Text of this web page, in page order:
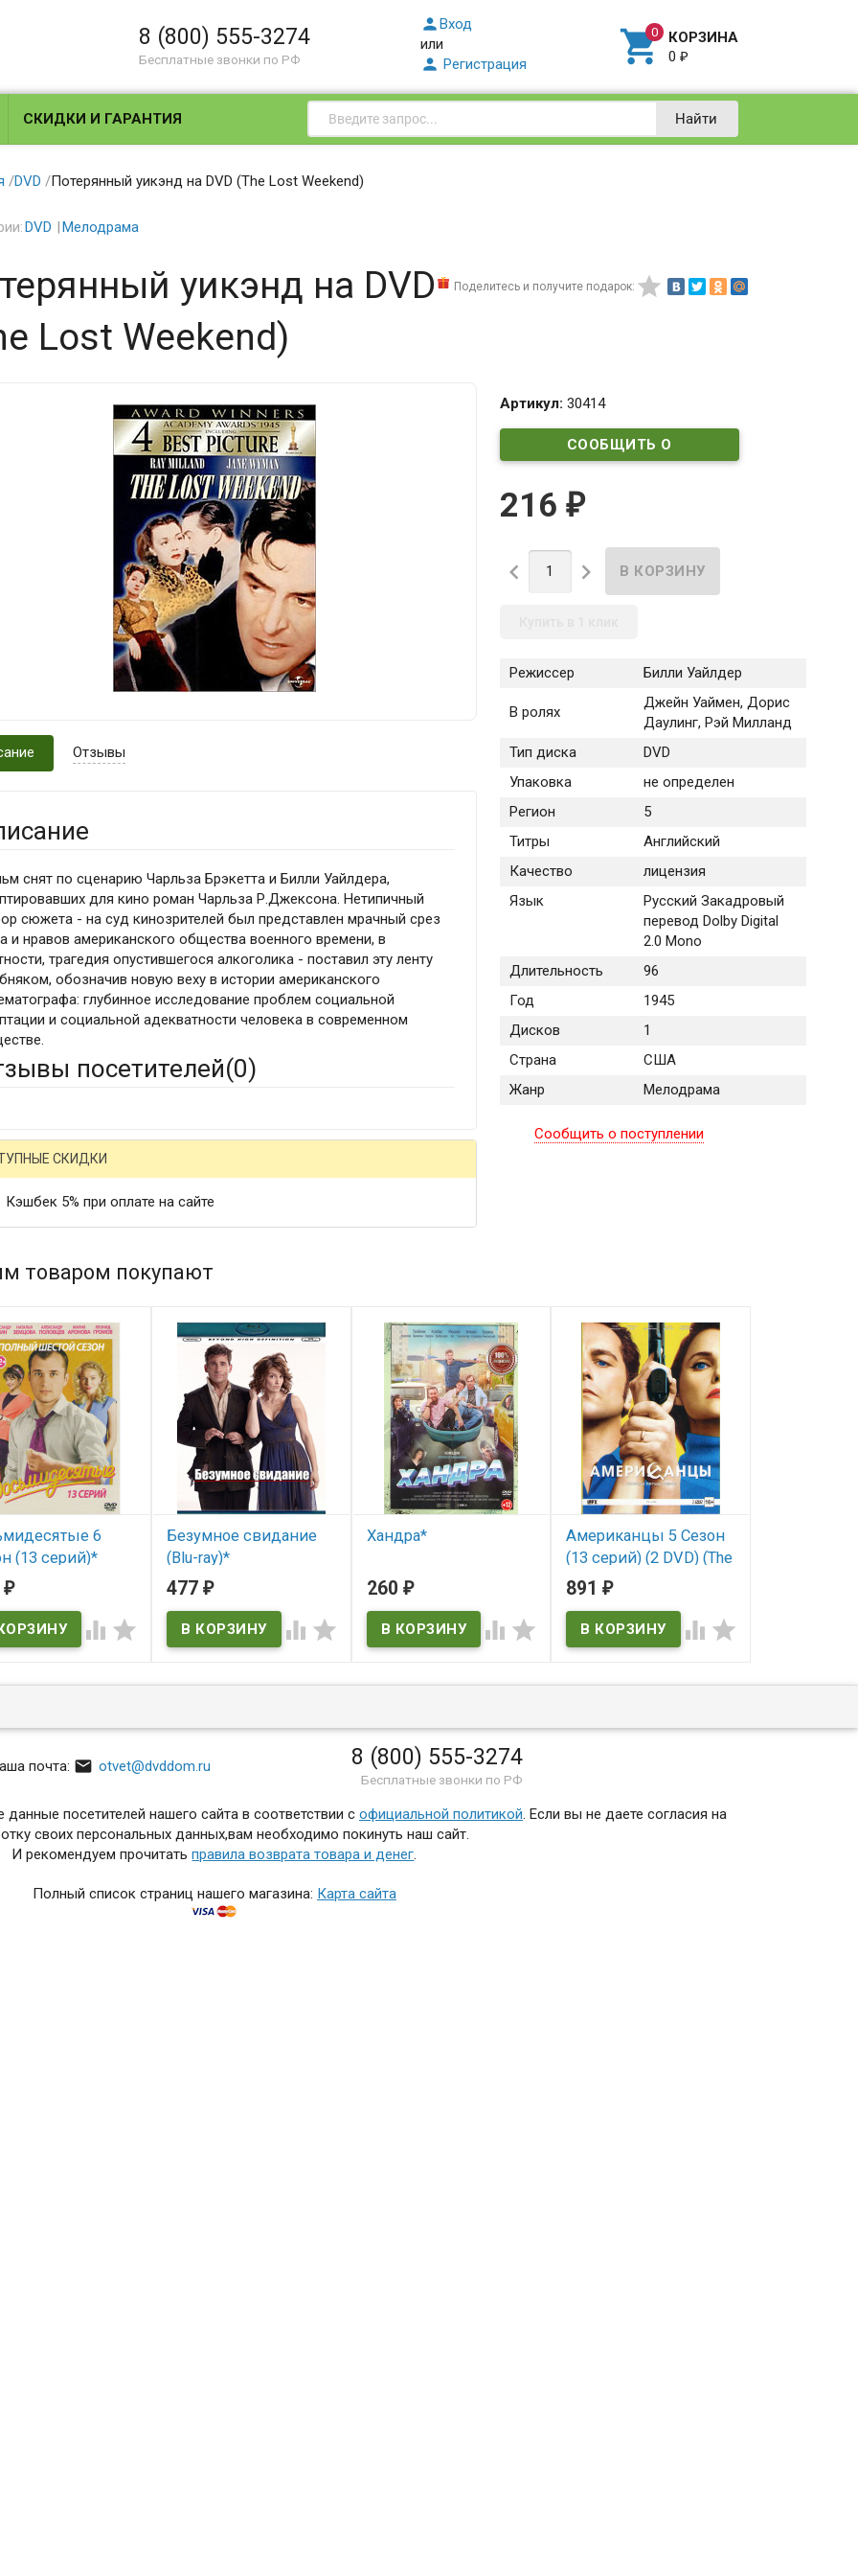
8 (800) 555-3274
Бесплатные звонки по РФ
Вход
или
 Регистрация  КОРЗИНА
0₽
СКИДКИ И ГАРАНТИЯ Найти
/DVD /Потерянный уикэнд на DVD (The Lost Weekend)
DVD Мелодрама
Поделитесь и получите подарок: 
уикэнд на DVD
Lost Weekend)
Артикул: 30414
СООБЩИТЬ О
216 ₽
 
Режиссер Билли Уайлдер
В ролях
Джейн Уаймен, Дорис
Даулинг, Рэй Милланд
Тип диска
DVD
Упаковка
не определен
Регион
5
Титры
Английский
Качество
лицензия
Язык
Русский Закадровый
перевод Dolby Digital
2.0 Mono
Длительность
96
Год
1945
Дисков
1
Страна
США
Жанр
Мелодрама
Сообщить о поступлении
Отзывы
снят по сценарию Чарльза Брэкетта и Билли Уайлдера,
для кино роман Чарльза Р.Джексона. Нетипичный
сюжета - на суд кинозрителей был представлен мрачный срез
и нравов американского общества военного времени, в
трагедия опустившегося алкоголика - поставил эту ленту
обозначив новую веху в истории американского
глубинное исследование проблем социальной
и социальной адекватности человека в современном
посетителей(0)
СКИДКИ
Кэшбек 5% при оплате на сайте
товаром покупают
6
(13 серий)*
₽
 
Безумное свидание
(Blu-ray)*
В наличии
477₽
 
Хандра*
260 ₽
 
Американцы 5 Сезон
(13 серий) (2 DVD) (The
Americans)
В наличии
The Americans
891₽
 
почта:  otvet@dvddom.ru 8 (800) 555-3274
Бесплатные звонки по РФ
посетителей нашего сайта в соответствии с официальной политикой . Если вы не даете согласия на
своих персональных данных,вам необходимо покинуть наш сайт.
И рекомендуем прочитатьправила возврата товара и денег
Полный список страниц нашего магазина: Карта сайта